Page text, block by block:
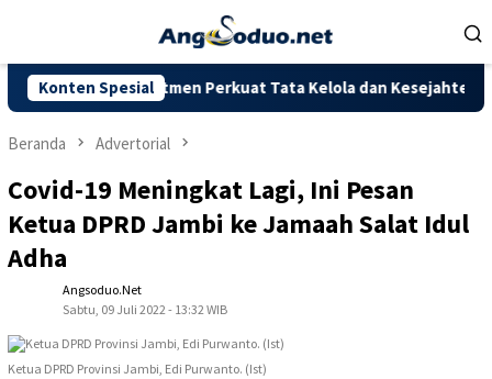
Konten Spesial
DPRD: Komitmen Perkuat Tata Kelola dan Kesejahteraan
Beranda Advertorial
Covid-19 Meningkat Lagi, Ini Pesan
Ketua DPRD Jambi ke Jamaah Salat Idul
Adha
Angsoduo.net
Sabtu, 09 Juli 2022 - 13:32 WIB
Ketua DPRD Provinsi Jambi, Edi Purwanto. (Ist)